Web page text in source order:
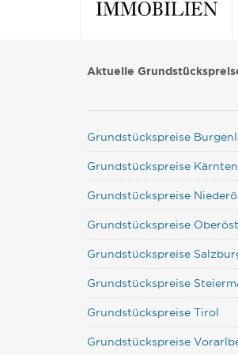
Aktuelle
Grundstückspreise
Grundstückspreise Kärnten
Grundstückspreise
Grundstückspreise
Grundstückspreise
Grundstückspreise
Grundstückspreise Tirol
Grundstückspreise